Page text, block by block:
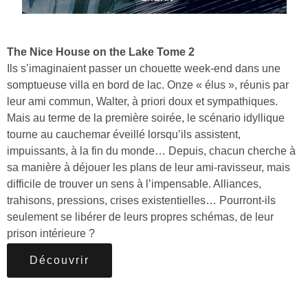
The Nice House on the Lake Tome 2
Ils s’imaginaient passer un chouette week-end dans une
somptueuse villa en bord de lac. Onze « élus », réunis par
leur ami commun, Walter, à priori doux et sympathiques.
Mais au terme de la première soirée, le scénario idyllique
tourne au cauchemar éveillé lorsqu’ils assistent,
impuissants, à la fin du monde… Depuis, chacun cherche à
sa manière à déjouer les plans de leur ami-ravisseur, mais
difficile de trouver un sens à l’impensable. Alliances,
trahisons, pressions, crises existentielles… Pourront-ils
seulement se libérer de leurs propres schémas, de leur
prison intérieure ?
Découvrir